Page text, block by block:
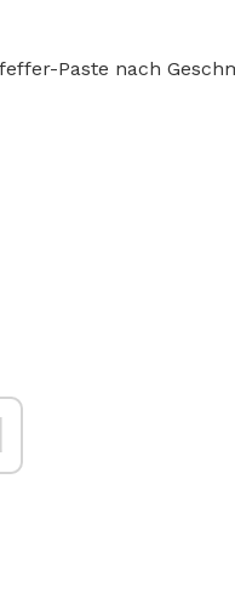
Paste nach